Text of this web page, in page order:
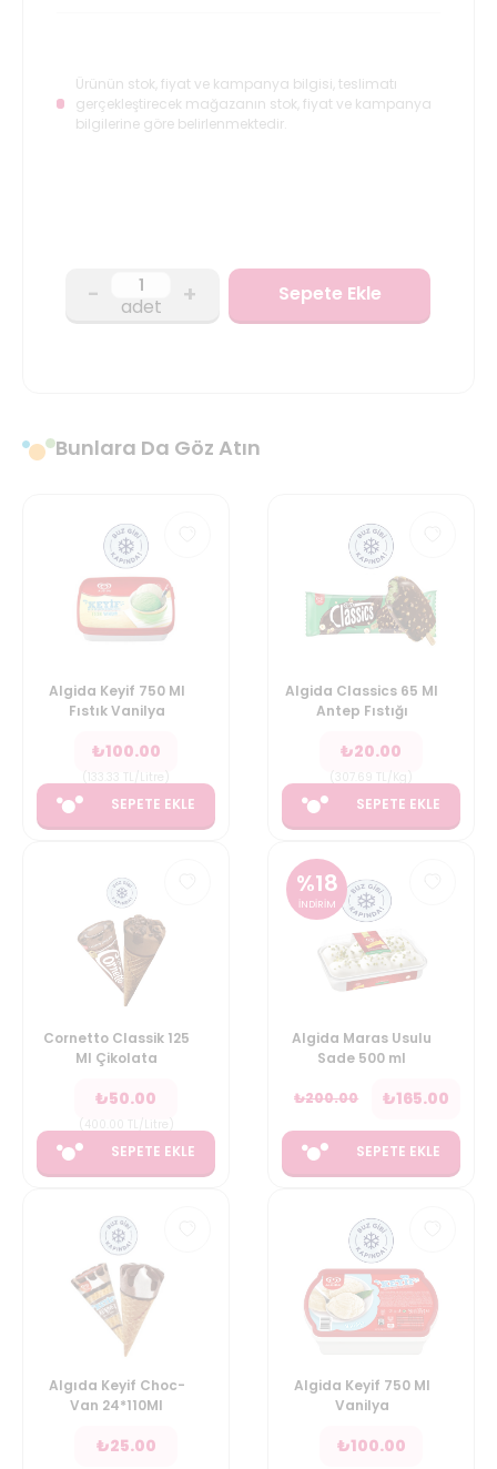
Ürünün stok, fiyat ve kampanya bilgisi, teslimatı
gerçekleştirecek mağazanın stok, fiyat ve kampanya
bilgilerine göre belirlenmektedir.
- adet + Sepete Ekle
Bunlara Da Göz Atın
Algida Keyif 750 Ml
Fıstık Vanilya
₺100.00
SEPETE EKLE
Algida Classics 65 Ml
Antep Fıstığı
₺20.00
SEPETE EKLE
Cornetto Classik 125
Ml Çikolata
₺50.00
SEPETE EKLE
%18
İNDİRİM
Algida Maras Usulu
Sade 500 ml
₺200.00 ₺165.00
SEPETE EKLE
Algıda Keyif Choc-
Van 24*110Ml
₺25.00
Algida Keyif 750 Ml
Vanilya
₺100.00